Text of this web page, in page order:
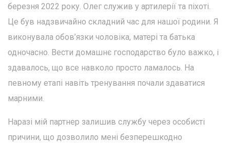
березня 2022 року. Олег служив у артилерії та піхоті.
Це був надзвичайно складний час для нашої родини. Я
виконувала обов’язки чоловіка, матері та батька
одночасно. Вести домашнє господарство було важко, і
здавалось, що все навколо просто ламалось. На
певному етапі навіть тренування почали здаватися
марними.
Наразі мій партнер залишив службу через особисті
причини, що дозволило мені безперешкодно